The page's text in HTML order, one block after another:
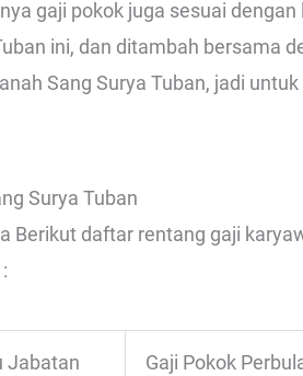
gaji pokok juga sesuai
ini, dan ditambah bersama
Sang Surya Tuban, jadi
Surya Tuban
Berikut daftar rentang gaji
Jabatan Gaji Pokok